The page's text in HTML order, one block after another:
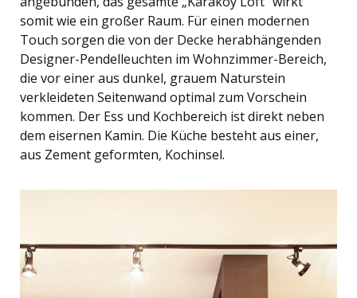
somit wie ein großer Raum. Für einen modernen
Touch sorgen die von der Decke herabhängenden
Designer-Pendelleuchten im Wohnzimmer-Bereich,
die vor einer aus dunkel, grauem Naturstein
verkleideten Seitenwand optimal zum Vorschein
kommen. Der Ess und Kochbereich ist direkt neben
dem eisernen Kamin. Die Küche besteht aus einer,
aus Zement geformten, Kochinsel.